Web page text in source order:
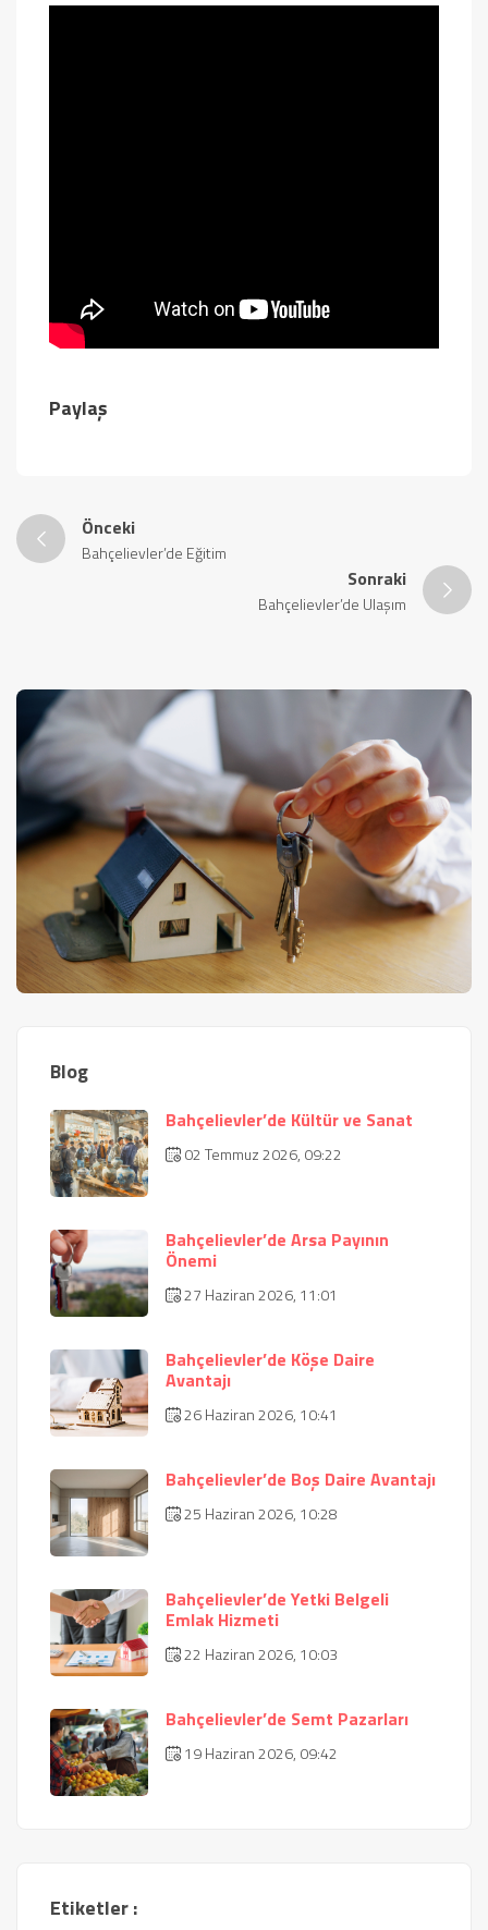
Paylaş
Önceki
Bahçelievler’de Eğitim
Sonraki
Bahçelievler’de Ulaşım
Blog
Bahçelievler’de Kültür ve Sanat
02 Temmuz 2026, 09:22
Bahçelievler’de Arsa Payının
Önemi
27 Haziran 2026, 11:01
Bahçelievler’de Köşe Daire
Avantajı
26 Haziran 2026, 10:41
Bahçelievler’de Boş Daire Avantajı
25 Haziran 2026, 10:28
Bahçelievler’de Yetki Belgeli
Emlak Hizmeti
22 Haziran 2026, 10:03
Bahçelievler’de Semt Pazarları
19 Haziran 2026, 09:42
Etiketler :